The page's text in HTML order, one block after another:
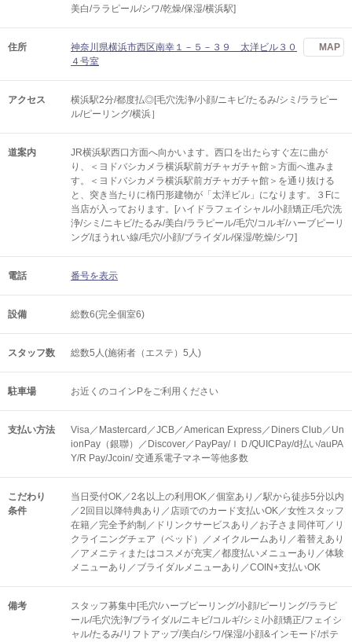
美白/ララピール/シワ/乾燥/保湿/横浜駅]
住所
神奈川県横浜市西区南幸１－５－３９ 太洋ビル３０
４号室
MAP
アクセス
横浜駅2分/都度払◎[毛穴洗浄/小顔/ニキビ/たるみ/シミ/ララピー
ル/ピーリング/横浜］
道案内
JR横浜駅西口方面へ向かいます。西口を出たらすぐ左に曲が
り、＜ヨドバシカメラ横浜駅前ガチャガチャ館＞方面へ進みま
す。＜ヨドバシカメラ横浜駅前ガチャガチャ館＞を通り抜ける
と、突き当たりに楕円形建物が「太洋ビル」になります。３Fに
当店が入っております。[ハイドラフェイシャル/小顔矯正/毛穴洗
浄/シミ/ニキビ/たるみ/美白/ララピール/毛穴/コルギ/ハーブピーリ
ング/ほうれい線/毛穴/小顔/ブライダル/保湿/乾燥/シワ]
電話 番号を表示
設備 総数6(完全個室6)
スタッフ数 総数5人(施術者（エステ）5人)
駐車場 お近くのコインPをご利用ください
支払い方法
Visa／Mastercard／JCB／American Express／Diners Club／Un
ionPay（銀聯）／Discover／PayPay/ＩＤ/QUICPay/d払い/auPA
Y/R Pay/Jcoin/ 交通系電子マネー等他多数
こだわり
条件
当日受付OK／2名以上の利用OK／個室あり／駅から徒歩5分以内
／2回目以降特典あり／店頭でのカード支払いOK／女性スタッフ
在籍／完全予約制／ドリンクサービスあり／お子さま同伴可／リ
クライニングチェア（ベッド）／メイクルームあり／着替えあり
／アメニティまたはコスメが充実／都度払いメニューあり／体験
メニューあり／ブライダルメニューあり／COIN+支払いOK
備考
スタッフ募集中[毛穴/ハーブピーリング/小顔/ピーリング/ララピ
ール/毛穴洗浄/ブライダル/ニキビ/コルギ/シミ/小顔矯正/フェイシ
ャル/たるみ/リフトアップ/美白/シワ/保湿/小顔&インモード/ポテ